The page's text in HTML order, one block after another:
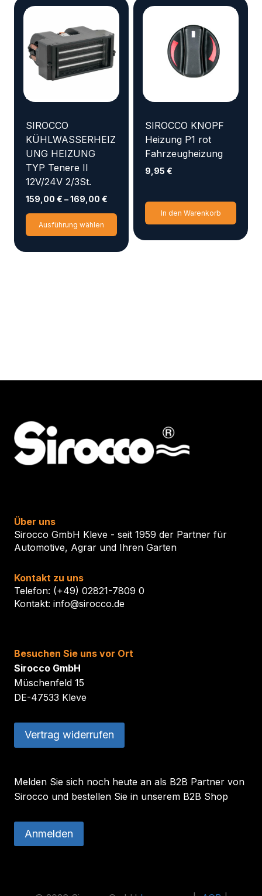
SIROCCO
KÜHLWASSERHEIZ
UNG HEIZUNG
TYP Tenere II
12V/24V 2/3St.
159,00 € –169,00 €
Ausführung wählen
Dieses
Produkt
weist
Produktseite
SIROCCO KNOPF
Heizung P1 rot
Fahrzeugheizung
9,95 €
In den Warenkorb
Über uns
Sirocco GmbH Kleve - seit 1959 der Partner für
Automotive, Agrar und Ihren Garten
Kontakt zu uns
Telefon: (+49) 02821-7809 0
Kontakt: info@sirocco.de
Besuchen Sie uns vor Ort
Sirocco GmbH
Müschenfeld 15
DE-47533 Kleve
Vertrag widerrufen
Melden Sie sich noch heute an als B2B Partner von
Sirocco und bestellen Sie in unserem B2B Shop
Anmelden